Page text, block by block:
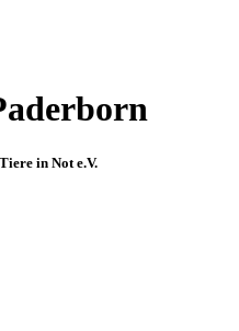
in Not e.V.